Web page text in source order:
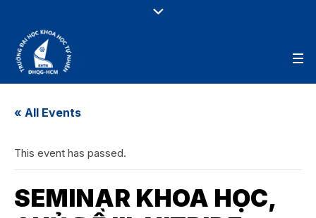
« All Events
This event has passed.
SEMINAR KHOA HỌC,